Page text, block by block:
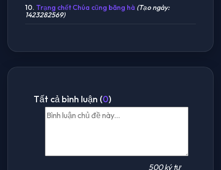
10. Trạng chết Chúa cũng băng hà (Tạo ngày:
1423282569)
Tất cả bình luận (0)
500 ký tự